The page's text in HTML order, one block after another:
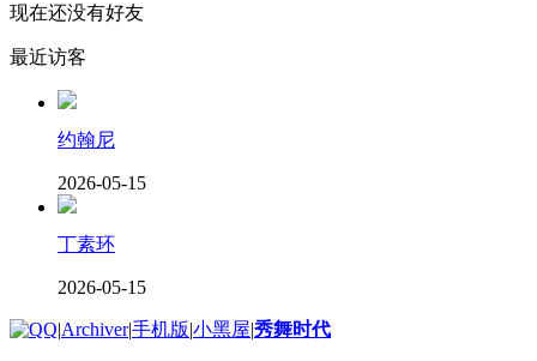
现在还没有好友
最近访客
约翰尼
2026-05-15
丁素环
2026-05-15
|Archiver|手机版|小黑屋|秀舞时代